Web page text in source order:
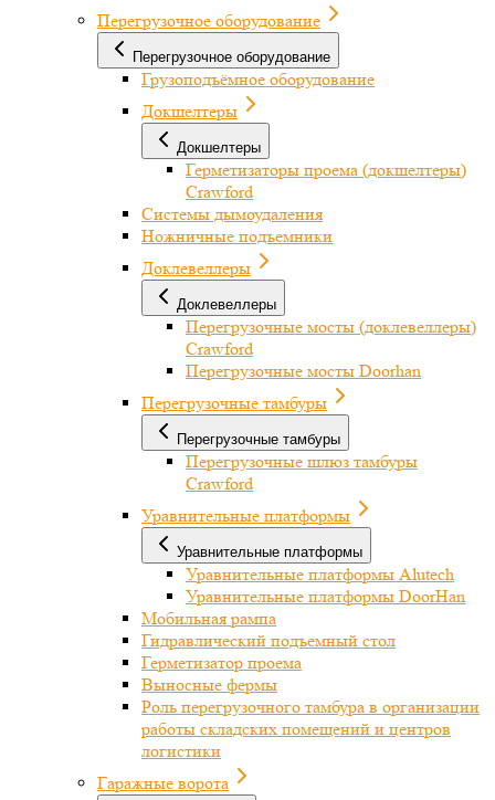
Перегрузочное оборудование
Перегрузочное оборудование
Грузоподъёмное оборудование
Докшелтеры
Докшелтеры
Герметизаторы проема (докшелтеры)
Crawford
Системы дымоудаления
Ножничные подъемники
Доклевеллеры
Доклевеллеры
Перегрузочные мосты (доклевеллеры)
Crawford
Перегрузочные мосты Doorhan
Перегрузочные тамбуры
Перегрузочные тамбуры
Перегрузочные шлюз тамбуры
Crawford
Уравнительные платформы
Уравнительные платформы
Уравнительные платформы Alutech
Уравнительные платформы DoorHan
Мобильная рампа
Гидравлический подъемный стол
Герметизатор проема
Выносные фермы
Роль перегрузочного тамбура в организации
работы складских помещений и центров
логистики
Гаражные ворота